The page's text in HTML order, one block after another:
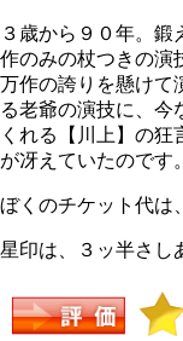
３歳から９０年。
作のみの杖つきの演
万作の誇りを懸けて
る老爺の演技に、今
くれる【川上】の狂
が冴えていたのです。
ぼくのチケット代は
星印は、３ッ半さし